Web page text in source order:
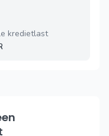
kredietlast